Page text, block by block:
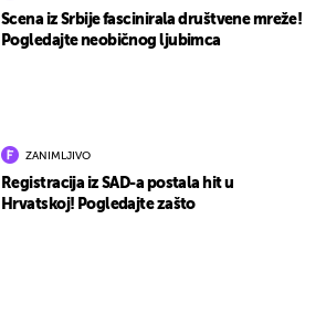
Scena iz Srbije fascinirala društvene mreže!
Pogledajte neobičnog ljubimca
ZANIMLJIVO
Registracija iz SAD-a postala hit u
Hrvatskoj! Pogledajte zašto